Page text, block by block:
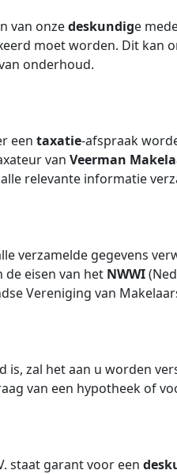
van onzedeskundige
moet worden. Dit kan
onderhoud.
een taxatie-afspraak
van Veerman
relevante informatie
verzamelde gegevens
eisen van het NWWI
Vereniging van
is, zal het aan u worden
van een hypotheek of
staat garant voor een